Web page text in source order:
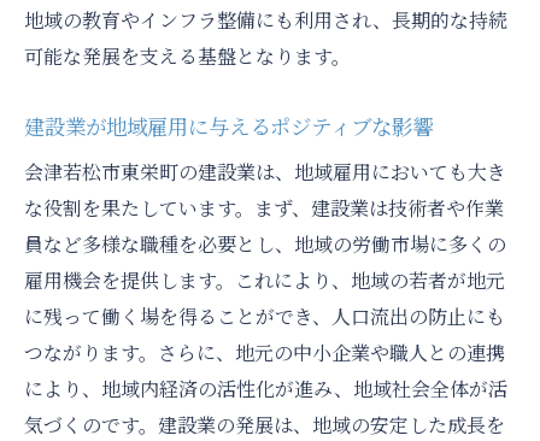
地域の教育やインフラ整備にも利用され、長期的な持続
可能な発展を支える基盤となります。
建設業が地域雇用に与えるポジティブな影響
会津若松市東栄町の建設業は、地域雇用においても大き
な役割を果たしています。まず、建設業は技術者や作業
員など多様な職種を必要とし、地域の労働市場に多くの
雇用機会を提供します。これにより、地域の若者が地元
に残って働く場を得ることができ、人口流出の防止にも
つながります。さらに、地元の中小企業や職人との連携
により、地域内経済の活性化が進み、地域社会全体が活
気づくのです。建設業の発展は、地域の安定した成長を